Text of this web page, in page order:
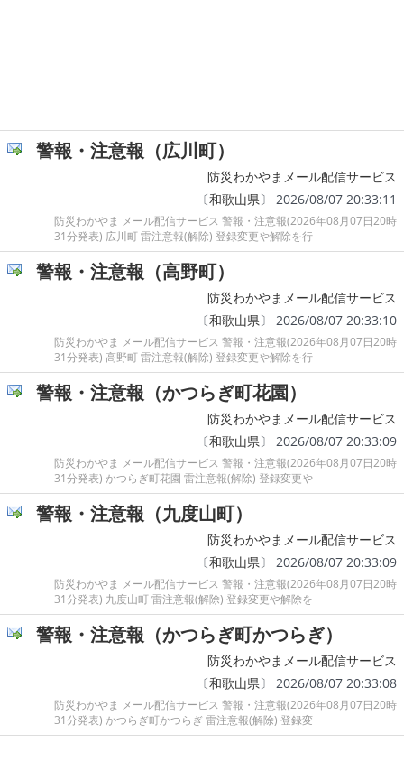
警報・注意報（広川町）
防災わかやまメール配信サービス
〔和歌山県〕 2026/08/07 20:33:11
防災わかやま メール配信サービス 警報・注意報(2026年08月07日20時
31分発表) 広川町 雷注意報(解除) 登録変更や解除を行
警報・注意報（高野町）
防災わかやまメール配信サービス
〔和歌山県〕 2026/08/07 20:33:10
防災わかやま メール配信サービス 警報・注意報(2026年08月07日20時
31分発表) 高野町 雷注意報(解除) 登録変更や解除を行
警報・注意報（かつらぎ町花園）
防災わかやまメール配信サービス
〔和歌山県〕 2026/08/07 20:33:09
防災わかやま メール配信サービス 警報・注意報(2026年08月07日20時
31分発表) かつらぎ町花園 雷注意報(解除) 登録変更や
警報・注意報（九度山町）
防災わかやまメール配信サービス
〔和歌山県〕 2026/08/07 20:33:09
防災わかやま メール配信サービス 警報・注意報(2026年08月07日20時
31分発表) 九度山町 雷注意報(解除) 登録変更や解除を
警報・注意報（かつらぎ町かつらぎ）
防災わかやまメール配信サービス
〔和歌山県〕 2026/08/07 20:33:08
防災わかやま メール配信サービス 警報・注意報(2026年08月07日20時
31分発表) かつらぎ町かつらぎ 雷注意報(解除) 登録変